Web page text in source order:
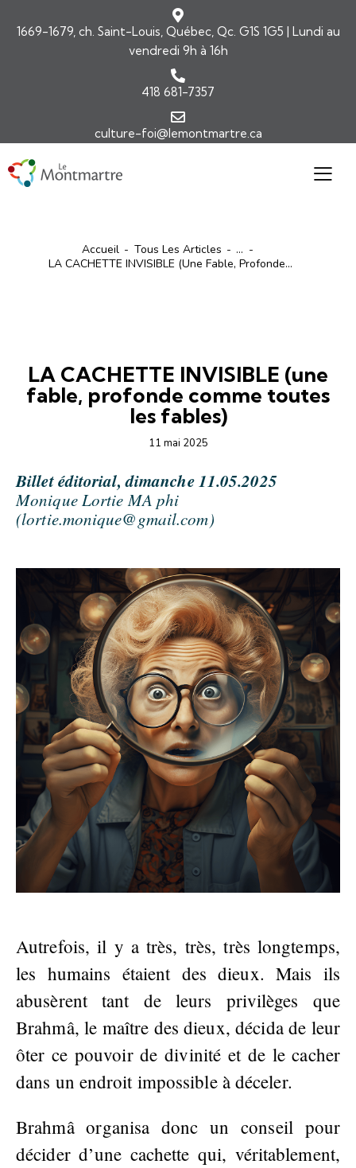
1669-1679, ch. Saint-Louis, Québec, Qc. G1S 1G5 | Lundi au
vendredi 9h à 16h
418 681-7357
culture-foi@lemontmartre.ca
Accueil Tous Les Articles
...
LA CACHETTE INVISIBLE (une Fable, Profonde...
LA CACHETTE INVISIBLE (une
fable, profonde comme toutes
les fables)
11 mai 2025
Billet éditorial, dimanche 11.05.2025
Monique Lortie MA phi
(lortie.monique@gmail.com)
Autrefois, il y a très, très, très longtemps,
les humains étaient des dieux. Mais ils
abusèrent tant de leurs privilèges que
Brahmâ, le maître des dieux, décida de leur
ôter ce pouvoir de divinité et de le cacher
dans un endroit impossible à déceler.
Brahmâ organisa donc un conseil pour
décider d’une cachette qui, véritablement,